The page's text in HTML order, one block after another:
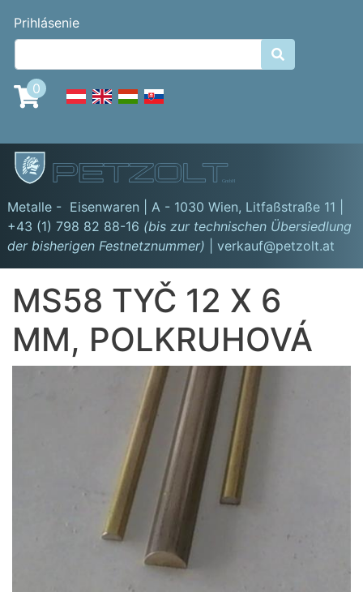
obsah
Benutzermenü
Prihlásenie

0
GmbH
Metalle - Eisenwaren | A - 1030 Wien, Litfaßstraße 11
+43 (1) 798 82 88-16 (bis zur technischen Übersiedlung
der bisherigen Festnetznummer)
| verkauf@petzolt.at
MS58 TYČ 12 X 6
MM, POLKRUHOVÁ